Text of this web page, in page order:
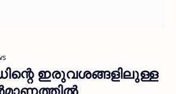
ഇരുവശങ്ങളിലുള്ള